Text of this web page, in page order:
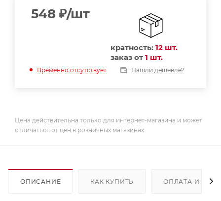
548 ₽/шт
кратность: 12 шт.
заказ от 1 шт.
Временно отсутствует Нашли дешевле?
Цена действительна только для интернет-магазина и может
отличаться от цен в розничных магазинах
ОПИСАНИЕ КАК КУПИТЬ ОПЛАТА И